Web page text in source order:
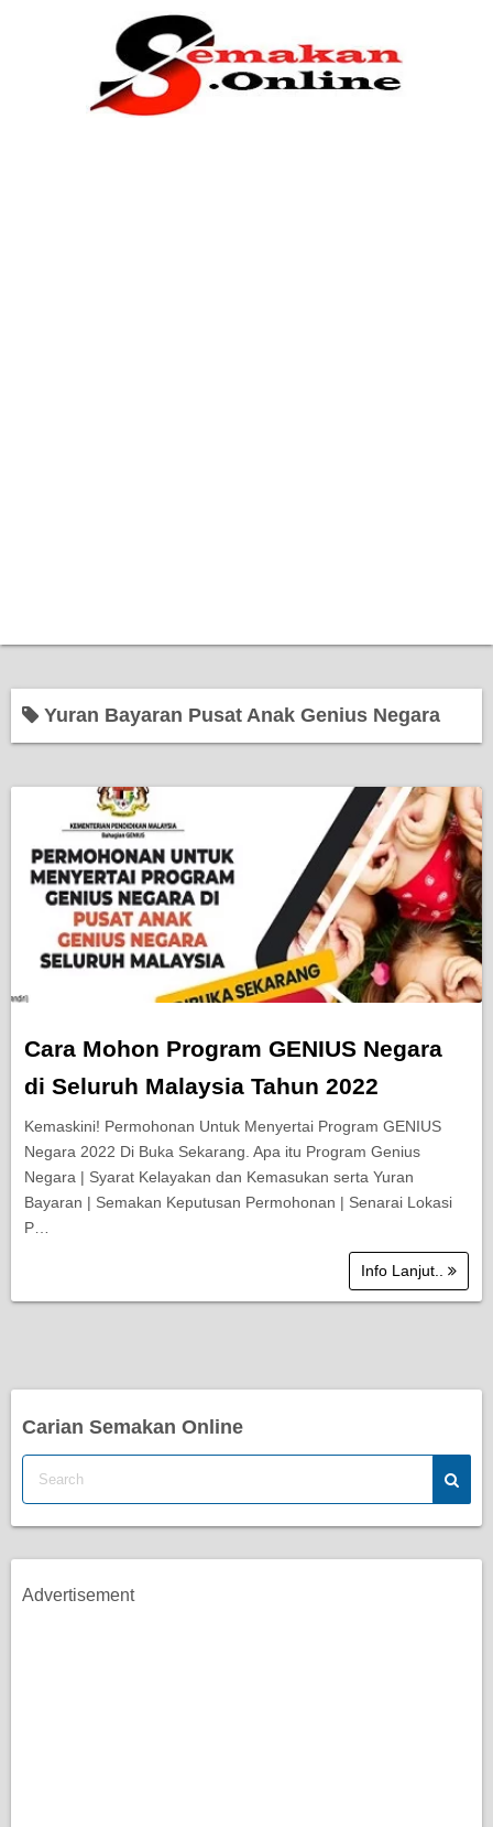
Yuran Bayaran Pusat Anak Genius Negara
Cara Mohon Program GENIUS Negara
di Seluruh Malaysia Tahun 2022
Kemaskini! Permohonan Untuk Menyertai Program GENIUS
Negara 2022 Di Buka Sekarang. Apa itu Program Genius
Negara | Syarat Kelayakan dan Kemasukan serta Yuran
Bayaran | Semakan Keputusan Permohonan | Senarai Lokasi
P…
Info Lanjut..
Carian Semakan Online
Advertisement